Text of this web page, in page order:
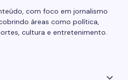
com foco em jornalismo
áreas como política,
cultura e entretenimento.